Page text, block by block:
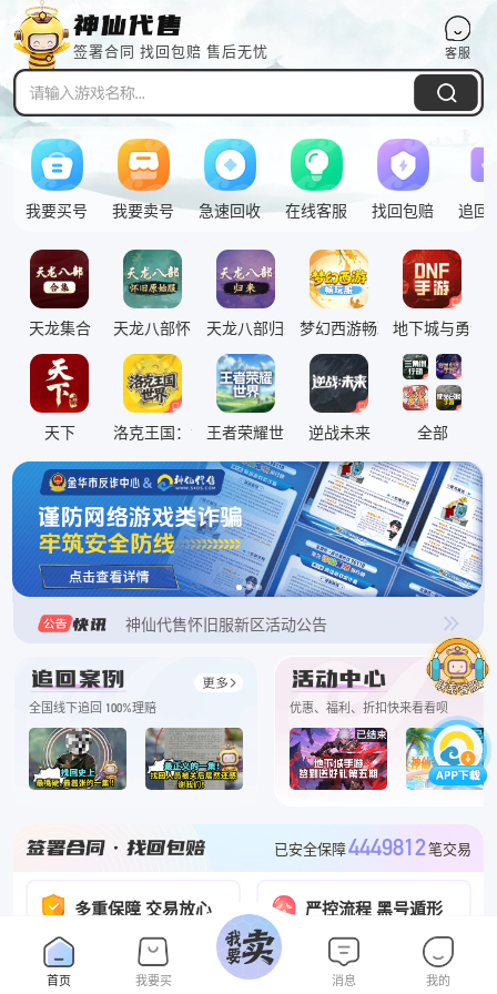
签署合同 找回包赔 售后无忧 客服
我要买号 我要卖号 急速回收 在线客服 找回包赔 追回
天龙集合 天龙八部怀旧原始服天龙八部归来 梦幻西游畅玩服地下城与勇士
天下 洛克王国：世界王者荣耀世界 逆战未来 全部
防骗提醒 必看 必看
神仙代售原始服新区活动公告
神仙代售优惠活动结束通知
神仙代售原始服新区活动公告
神仙WG怀旧特惠活动公告
神仙代售归来特惠活动公告
神仙代售怀旧服新区活动公告
神仙放心卖
如何鉴别客服真假！必看！必看！
神仙特此提醒
二手号包赔交易
重要通知
关于禁止未成年交易的说明
网络安全
全国线下追回 100%理赔 优惠、福利、折扣快来看看呗
已安全保障4449812 笔交易
多重保障 交易放心
合同已签署 3120544
找回包赔 100% 赔付率
严控流程 黑号遁形
全网黑号库联合查询预警
真假客服一键核验
去查询
首页 我要买 消息 我的